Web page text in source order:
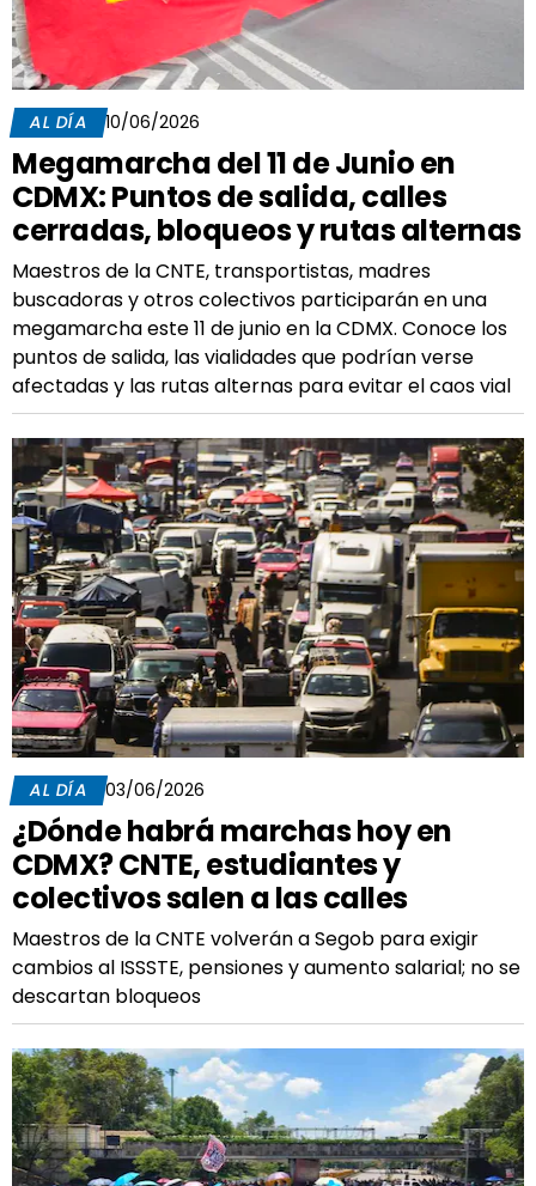
AL DÍA 10/06/2026
Megamarcha del 11 de Junio en
CDMX: Puntos de salida, calles
cerradas, bloqueos y rutas alternas
Maestros de la CNTE, transportistas, madres
buscadoras y otros colectivos participarán en una
megamarcha este 11 de junio en la CDMX. Conoce los
puntos de salida, las vialidades que podrían verse
afectadas y las rutas alternas para evitar el caos vial
AL DÍA 03/06/2026
¿Dónde habrá marchas hoy en
CDMX? CNTE, estudiantes y
colectivos salen a las calles
Maestros de la CNTE volverán a Segob para exigir
cambios al ISSSTE, pensiones y aumento salarial; no se
descartan bloqueos